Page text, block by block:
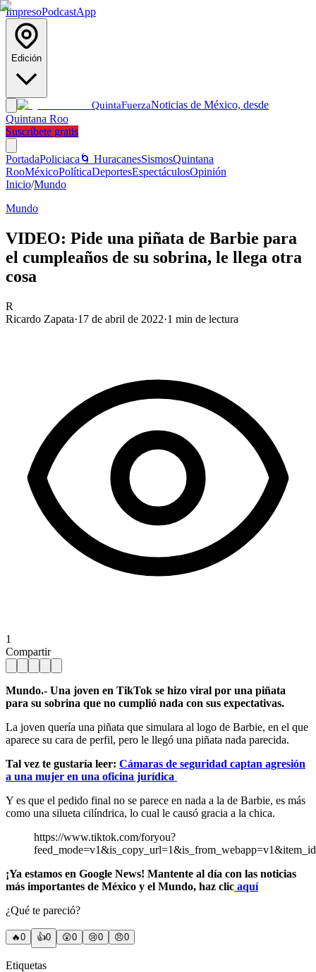
ImpresoPodcastApp
Edición
QuintaFuerzaNoticias de México, desde
Quintana Roo
Suscríbete gratis
PortadaPoliciaca 🌀 HuracanesSismosQuintana
RooMéxicoPolíticaDeportesEspectáculosOpinión
Inicio/Mundo
Mundo
VIDEO: Pide una piñata de Barbie para
el cumpleaños de su sobrina, le llega otra
cosa
R
Ricardo Zapata·17 de abril de 2022·1 min de lectura
1
Compartir
Mundo.- Una joven en TikTok se hizo viral por una piñata
para su sobrina que no cumplió nada con sus expectativas.
La joven quería una piñata que simulara al logo de Barbie, en el que
aparece su cara de perfil, pero le llegó una piñata nada parecida.
Tal vez te gustaría leer: Cámaras de seguridad captan agresión
a una mujer en una oficina jurídica
Y es que el pedido final no se parece en nada a la de Barbie, es más
como una silueta cilíndrica, lo cual le causó gracia a la chica.
https://www.tiktok.com/foryou?
¡Ya estamos en Google News! Mantente al día con las noticias
más importantes de México y el Mundo, haz clic aquí
¿Qué te pareció?
🔥0 👍0 😲0 😢0 😠0
Etiquetas